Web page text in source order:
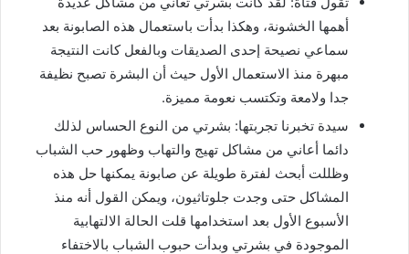
أهمها الخشونة، وهكذا بدأت باستعمال هذه الصابونة بعد
سماعي نصيحة إحدى الصديقات وبالفعل كانت النتيجة
مبهرة منذ الاستعمال الأول حيث أن البشرة تصبح نظيفة
جدا ولامعة وتكتسب نعومة مميزة.
سيدة تخبرنا تجربتها: بشرتي من النوع الحساس لذلك
دائما أعاني من مشاكل تهيج والتهاب وظهور حب الشباب
وظللت أبحث لفترة طويلة عن صابونة يمكنها حل هذه
المشاكل حتى وجدت جلوتاثيون، ويمكن القول أنه منذ
الأسبوع الأول بعد استخدامها قلت الحالة الالتهابية
الموجودة في بشرتي وبدأت حبوب الشباب بالاختفاء